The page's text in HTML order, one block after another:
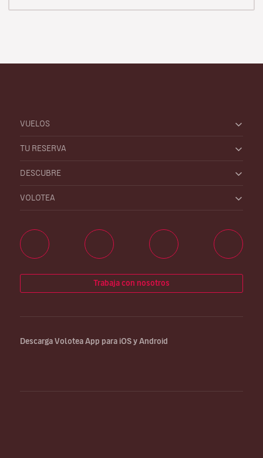
VUELOS
TU RESERVA
DESCUBRE
VOLOTEA
Trabaja con nosotros
Descarga Volotea App para iOS y Android